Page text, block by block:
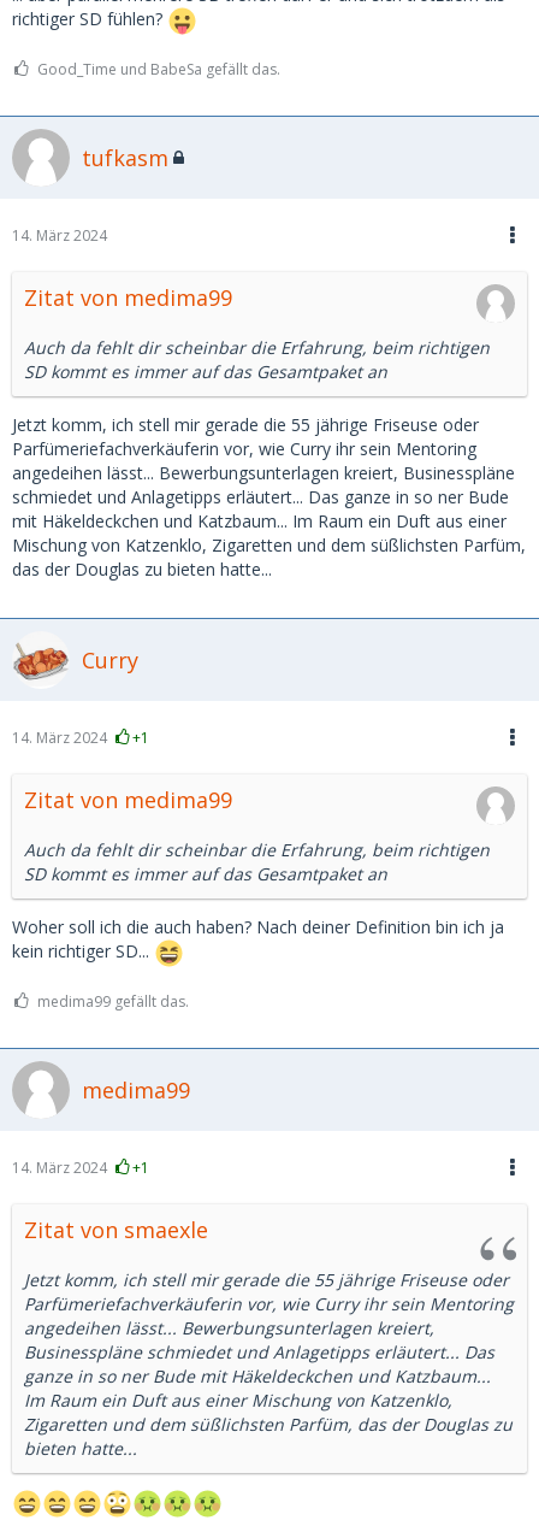
richtiger SD fühlen?
Good_Time und BabeSa gefällt das.
tufkasm
14. März 2024
Zitat von medima99
Auch da fehlt dir scheinbar die Erfahrung, beim richtigen
SD kommt es immer auf das Gesamtpaket an
Jetzt komm, ich stell mir gerade die 55 jährige Friseuse oder
Parfümeriefachverkäuferin vor, wie Curry ihr sein Mentoring
angedeihen lässt... Bewerbungsunterlagen kreiert, Businesspläne
schmiedet und Anlagetipps erläutert... Das ganze in so ner Bude
mit Häkeldeckchen und Katzbaum... Im Raum ein Duft aus einer
Mischung von Katzenklo, Zigaretten und dem süßlichsten Parfüm,
das der Douglas zu bieten hatte...
Curry
14. März 2024 +1
Zitat von medima99
Auch da fehlt dir scheinbar die Erfahrung, beim richtigen
SD kommt es immer auf das Gesamtpaket an
Woher soll ich die auch haben? Nach deiner Definition bin ich ja
kein richtiger SD...
medima99 gefällt das.
medima99
14. März 2024 +1
Zitat von smaexle
Jetzt komm, ich stell mir gerade die 55 jährige Friseuse oder
Parfümeriefachverkäuferin vor, wie Curry ihr sein Mentoring
angedeihen lässt... Bewerbungsunterlagen kreiert,
Businesspläne schmiedet und Anlagetipps erläutert... Das
ganze in so ner Bude mit Häkeldeckchen und Katzbaum...
Im Raum ein Duft aus einer Mischung von Katzenklo,
Zigaretten und dem süßlichsten Parfüm, das der Douglas zu
bieten hatte...